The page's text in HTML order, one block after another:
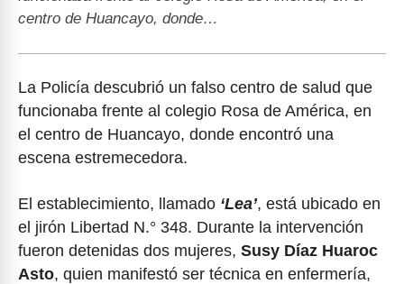
centro de Huancayo, donde…
La Policía descubrió un falso centro de salud que
funcionaba frente al colegio Rosa de América, en
el centro de Huancayo, donde encontró una
escena estremecedora.
El establecimiento, llamado ‘Lea’, está ubicado en
el jirón Libertad N.° 348. Durante la intervención
fueron detenidas dos mujeres, Susy Díaz Huaroc
Asto, quien manifestó ser técnica en enfermería,